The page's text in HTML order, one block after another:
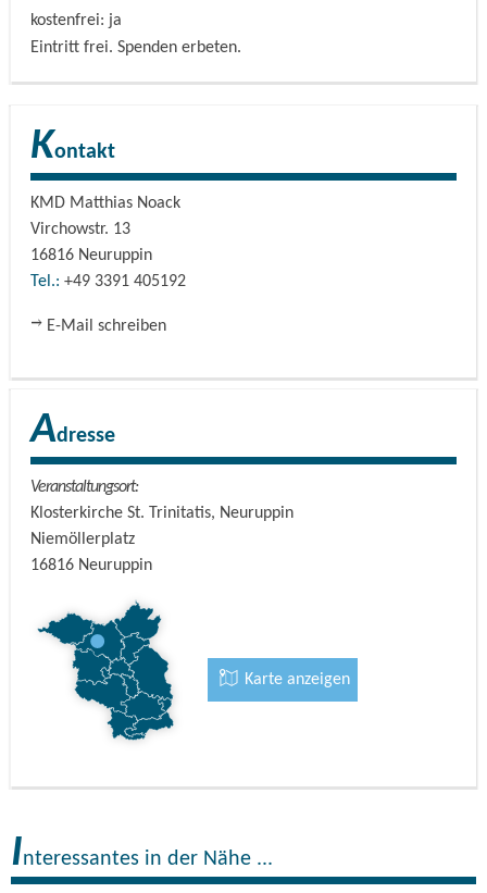
Eintritt frei. Spenden am Ausgang erbeten.
kostenfrei: ja
Eintritt frei. Spenden erbeten.
Kontakt
KMD Matthias Noack
Virchowstr. 13
16816 Neuruppin
Tel.: +49 3391 405192
E-Mail schreiben
Adresse
Veranstaltungsort:
Klosterkirche St. Trinitatis, Neuruppin
Niemöllerplatz
16816 Neuruppin
Karte anzeigen
Interessantes in der Nähe ...